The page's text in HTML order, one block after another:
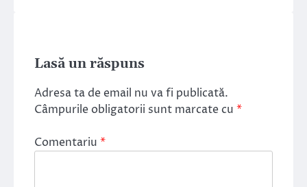
Lasă un răspuns
Adresa ta de email nu va fi publicată.
Câmpurile obligatorii sunt marcate cu *
Comentariu *